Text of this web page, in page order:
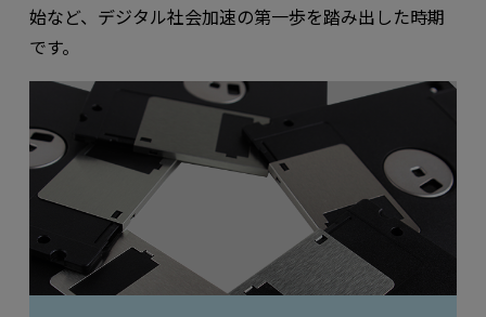
始など、デジタル社会加速の第⼀歩を踏み出した時期
です。